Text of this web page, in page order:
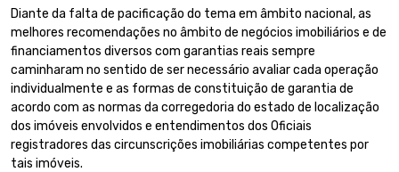
Diante da falta de pacificação do tema em âmbito nacional, as
melhores recomendações no âmbito de negócios imobiliários e de
financiamentos diversos com garantias reais sempre
caminharam no sentido de ser necessário avaliar cada operação
individualmente e as formas de constituição de garantia de
acordo com as normas da corregedoria do estado de localização
dos imóveis envolvidos e entendimentos dos Oficiais
registradores das circunscrições imobiliárias competentes por
tais imóveis.